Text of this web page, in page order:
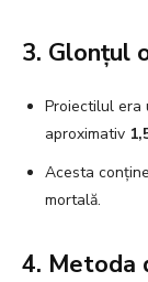
3. Glonțul
Proiectilul era
aproximativ
Acesta
mortală.
4. Metoda